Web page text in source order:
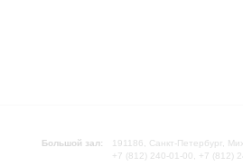
Большой зал:
191186, Санкт-Петербург,
+7 (812) 240-01-00, +7 (812)